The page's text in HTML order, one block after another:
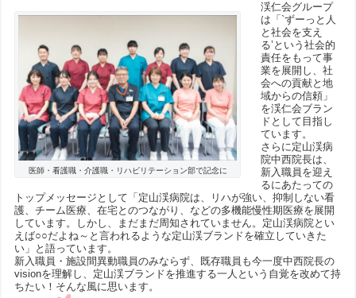
医師・看護職・介護職・リハビリテーション部で記念に
渓仁会グループ
は「`ずーっと人
と社会を支え
る’という社会的
責任をもって事
業を展開し、社
会への貢献と地
域からの信頼」
を渓仁会ブラン
ドとして目指し
ています。
さらに定山渓病
院中西院長は、
新入職員を迎え
るにあたっての
トップメッセージとして「定山渓病院は、リハが強い、抑制しない看
護、チーム医療、在宅とのつながり、などの多機能慢性期医療を展開
しています。しかし、まだまだ周知されていません。定山渓病院とい
えば○○だよね～と言われるような定山渓ブランドを確立していきた
い」と語っています。
新入職員・施設間異動職員のみならず、既存職員も今一度中西院長の
visionを理解し、定山渓ブランドを推進する一人という自覚を改めて持
ちたい！そんな風に思います。